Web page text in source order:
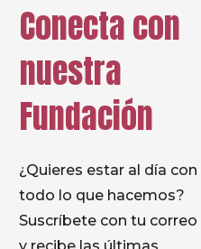
Conecta con
nuestra
Fundación
¿Quieres estar al día con
todo lo que hacemos?
Suscríbete con tu correo
y recibe las últimas